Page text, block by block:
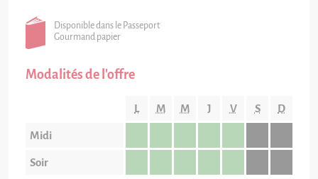
Disponible dans le Passeport
Gourmand papier
Modalités de l'offre
L M M J V S D
Midi
Soir